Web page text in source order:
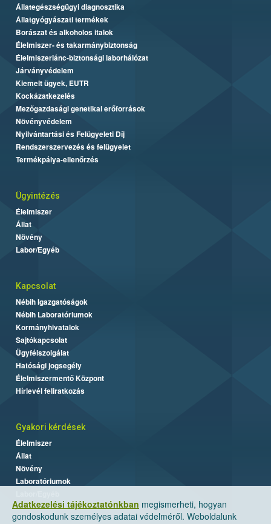
Adatkezelési tájékoztatónkban megismerheti, hogyan
gondoskodunk személyes adatai védelméről. Weboldalunk
Állategészségügyi diagnosztika
Állatgyógyászati termékek
Borászat és alkoholos italok
Élelmiszer- és takarmánybiztonság
Élelmiszerlánc-biztonsági laborhálózat
Járványvédelem
Kiemelt ügyek, EUTR
Kockázatkezelés
Mezőgazdasági genetikai erőforrások
Növényvédelem
Nyilvántartási és Felügyeleti Díj
Rendszerszervezés és felügyelet
Termékpálya-ellenőrzés
Ügyintézés
Élelmiszer
Állat
Növény
Labor/Egyéb
Kapcsolat
Nébih Igazgatóságok
Nébih Laboratóriumok
Kormányhivatalok
Sajtókapcsolat
Ügyfélszolgálat
Hatósági jogsegély
Élelmiszermentő Központ
Hírlevél feliratkozás
Gyakori kérdések
Élelmiszer
Állat
Növény
Laboratóriumok